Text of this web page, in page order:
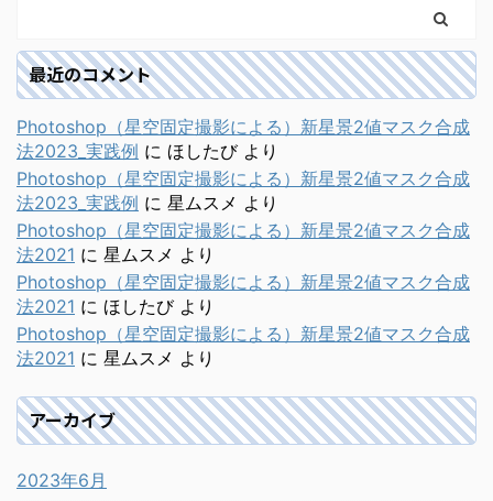
最近のコメント
Photoshop（星空固定撮影による）新星景2値マスク合成
法2023_実践例 に ほしたびより
Photoshop（星空固定撮影による）新星景2値マスク合成
法2023_実践例 に 星ムスメ より
Photoshop（星空固定撮影による）新星景2値マスク合成
法2021 に 星ムスメ より
Photoshop（星空固定撮影による）新星景2値マスク合成
法2021 に ほしたびより
Photoshop（星空固定撮影による）新星景2値マスク合成
法2021 に 星ムスメ より
アーカイブ
2023年6月